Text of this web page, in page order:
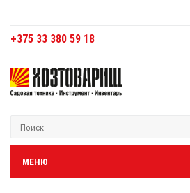
+375 33 380 59 18
МЕНЮ